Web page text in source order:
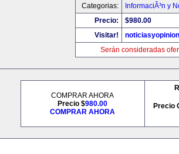
Categorias:
InformaciÃ³n y
Precio:
$980.00
Visitar!
Serán consideradas
COMPRAR AHORA
Precio $980.00
COMPRAR AHORA
Precio